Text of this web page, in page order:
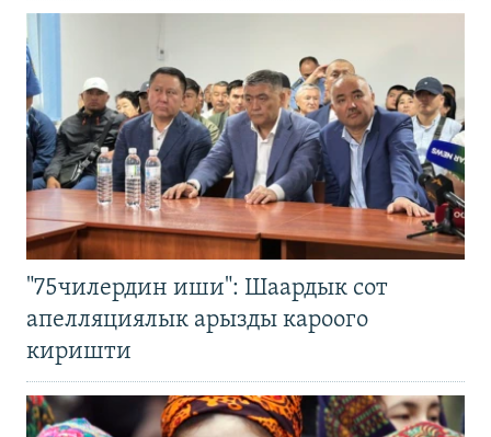
"75чилердин иши": Шаардык сот
апелляциялык арызды кароого
киришти